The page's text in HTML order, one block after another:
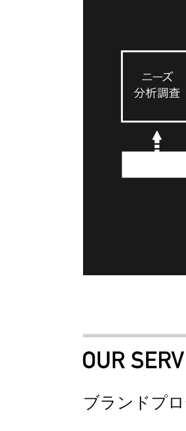
ブランドプ